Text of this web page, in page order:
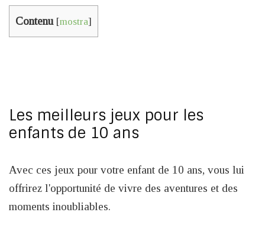
Contenu [mostra]
Les meilleurs jeux pour les
enfants de 10 ans
Avec ces jeux pour votre enfant de 10 ans, vous lui
offrirez l'opportunité de vivre des aventures et des
moments inoubliables.